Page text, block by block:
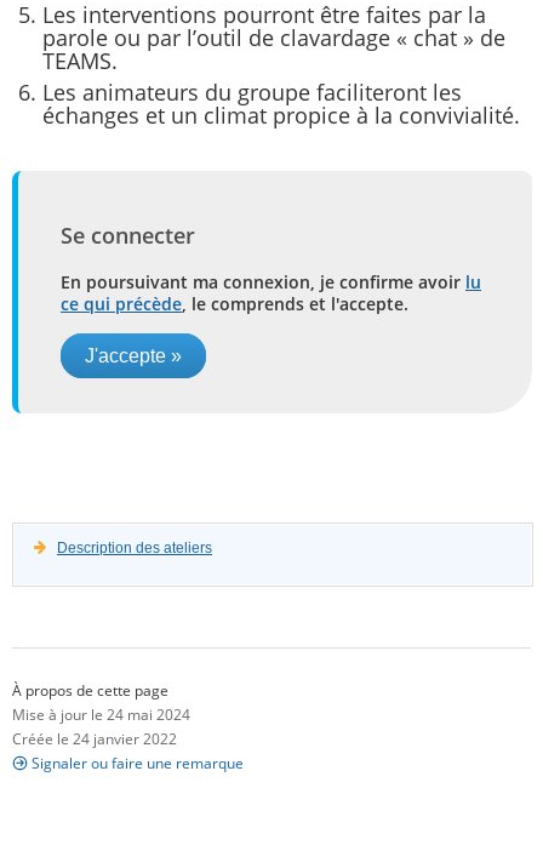
Les interventions pourront être faites par la
parole ou par l’outil de clavardage « chat » de
TEAMS.
Les animateurs du groupe faciliteront les
échanges et un climat propice à la convivialité.
Se connecter
En poursuivant ma connexion, je confirme avoir lu
ce qui précède , le comprends et l'accepte.
J'accepte »
Description des ateliers
À propos de cette page
Mise à jour le 24 mai 2024
Créée le 24 janvier 2022
Signaler ou faire une remarque